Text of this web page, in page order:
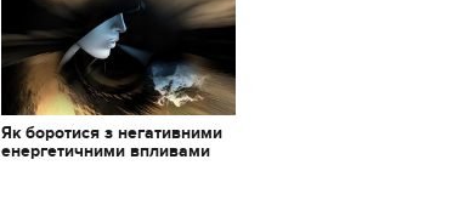
Як боротися з негативними
енергетичними впливами